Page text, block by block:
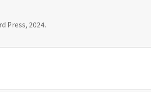
Press, 2024.